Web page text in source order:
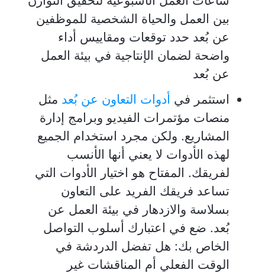
بين العمل والحياة الشخصية للموظفين
عن بُعد حدد توقعات ومقاييس أداء
واضحة لضمان الإنتاجية في بيئة العمل
عن بُعد
استثمر في أدوات التعاون عن بُعد مثل
منصات مؤتمرات الفيديو وبرامج إدارة
المشاريع. ولكن مجرد استخدام الجميع
لهذه الأدوات لا يعني أنها الأنسب
لفريقك. المفتاح هو اختيار الأدوات التي
تساعد فريقك الفريد على التعاون
بسلاسة والازدهار في بيئة العمل عن
بُعد. ضع في اعتبارك أسلوب التواصل
الخاص بك: هل تفضل الدردشة في
الوقت الفعلي أم المناقشات غير